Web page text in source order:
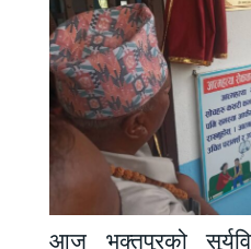
आज भक्तपुरको